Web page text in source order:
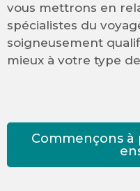
vous mettrons en
spécialistes du
soigneusement
mieux à votre type
Commençons